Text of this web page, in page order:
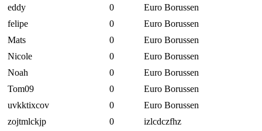
eddy
0
Euro Borussen
felipe
0
Euro Borussen
Mats
0
Euro Borussen
Nicole
0
Euro Borussen
Noah
0
Euro Borussen
Tom09
0
Euro Borussen
uvkktixcov
0
Euro Borussen
zojtmlckjp
0
izlcdczfhz